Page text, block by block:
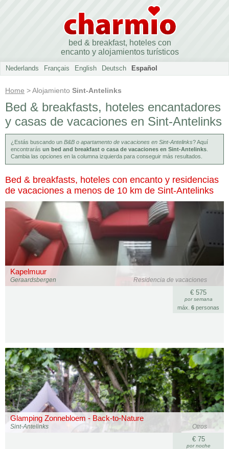
bed & breakfast, hoteles con
encanto y alojamientos turísticos
Nederlands Français English Deutsch Español
Home > Alojamiento Sint-Antelinks
Bed & breakfasts, hoteles encantadores
y casas de vacaciones en Sint-Antelinks
¿Estás buscando un B&B o apartamento de vacaciones en Sint-Antelinks? Aquí
encontrarás un bed and breakfast o casa de vacaciones en Sint-Antelinks
Cambia las opciones en la columna izquierda para conseguir más resultados.
Bed & breakfasts, hoteles con encanto y residencias
de vacaciones a menos de 10 km de Sint-Antelinks
Kapelmuur
Residencia de vacaciones
Geraardsbergen
€ 575
por semana
máx. 6 personas
Glamping Zonnebloem - Back-to-Nature
Otros
Sint-Antelinks
€ 75
por noche